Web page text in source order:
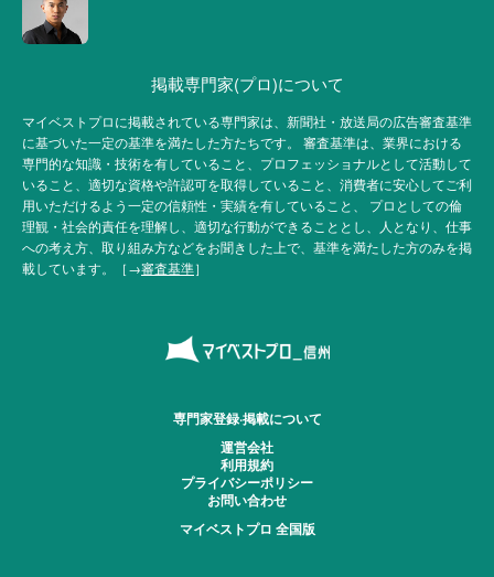
掲載専門家(プロ)について
マイベストプロに掲載されている専門家は、新聞社・放送局の広告審査基準
に基づいた一定の基準を満たした方たちです。 審査基準は、業界における
専門的な知識・技術を有していること、プロフェッショナルとして活動して
いること、適切な資格や許認可を取得していること、消費者に安心してご利
用いただけるよう一定の信頼性・実績を有していること、 プロとしての倫
理観・社会的責任を理解し、適切な行動ができることとし、人となり、仕事
への考え方、取り組み方などをお聞きした上で、基準を満たした方のみを掲
載しています。［→審査基準］
専門家登録·掲載について
運営会社
利用規約
プライバシーポリシー
お問い合わせ
マイベストプロ 全国版